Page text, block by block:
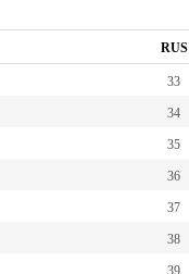
RUS
33
34
35
36
37
38